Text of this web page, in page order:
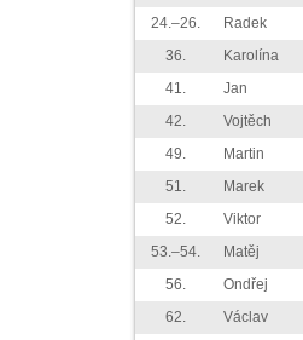
24.–26.
Radek
36.
Karolína
41.
Jan
42.
Vojtěch
49.
Martin
51.
Marek
52.
Viktor
53.–54.
Matěj
56.
Ondřej
62.
Václav